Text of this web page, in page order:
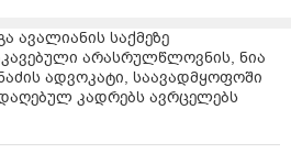
რომ ამჯერად
რაც რუსეთში იქნა
პროცესი ბევრად უფრო
მიმდინარეობს.
ავალიანის საქმეზე
არასრულწლოვნის, ნია
ადვოკატი, საავადმყოფოში
კადრებს ავრცელებს